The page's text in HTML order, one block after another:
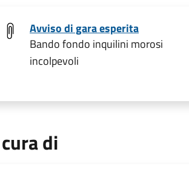
Avviso di gara esperita
Bando fondo inquilini morosi
incolpevoli
di